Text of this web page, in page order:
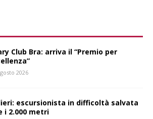
Club Bra: arriva il “Premio per
2026
escursionista in difficoltà salvata
i 2.000 metri